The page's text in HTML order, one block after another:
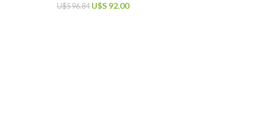
U$S96.84 U$S 92.00